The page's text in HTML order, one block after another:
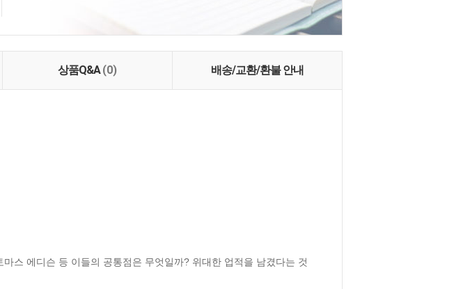
상품Q&A(0) 배송/교환/환불 안내
스 에디슨 등 이들의 공통점은 무엇일까? 위대한 업적을 남겼다는 것